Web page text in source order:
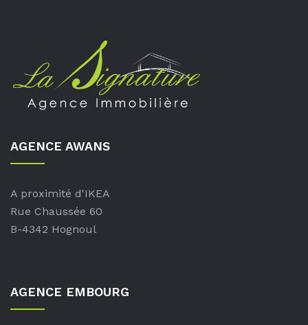
AGENCE AWANS
A proximité d'IKEA
Rue Chaussée 60
B-4342 Hognoul
AGENCE EMBOURG